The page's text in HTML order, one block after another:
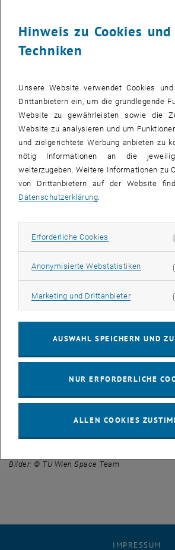
ausreichend dichter Atmosphäre ausgesetzt.
Flügel "schraubt" sich der Gleiter wie ein
Landebedingungen für eine nachfolgende
Erstmals abheben soll der SpaceSeed im
Space Center im schwedischen Kiruna. Der
des deutsch/schwedischen REXUS/BEXUS
Experiments for University Students) statt.
6 Meter lange Rakete wird den SpaceSeed
80 Kilometer bringen und dort aussetzen. Der
Raumgleiters durch die Erdatmosphäre wird
Satellitenverbindung in Echtzeit überwacht.
Das TU Wien Space Team entwickelt den
mit Studierenden der Universität Würzburg.
dafür sein bewährtes Flight Management
Boardcomputer adaptiert und den
Forschungsförderungsgesellschaft (FFG).
Das TU Wien Space Team ist eine
Themenschwerpunkt Luft- und
Experimentalraketen, Triebwerken und
Mehr Informationen:
SpaceSeed Raumgleiter
TU Wien Space Team
REXUS/BEXUS Programm
Bilder: © TU Wien Space Team
IMPRESSUM
Hinweis zu Cookies
Techniken
Unsere Website verwendet Cookies
Drittanbietern ein, um die grundlegende
Website zu gewährleisten sowie die
Website zu analysieren und um
und zielgerichtete Werbung anbieten zu
nötig Informationen an die
weiterzugeben. Weitere Informationen zu
von Drittanbietern auf der Website
Datenschutzerklärung.
Erforderliche Cookies Erforderliche
Anonymisierte WebstatistikenStatistik
Marketing und DrittanbieterMarketing
AUSWAHL SPEICHERN UND
NUR ERFORDERLICHE
ALLEN COOKIES